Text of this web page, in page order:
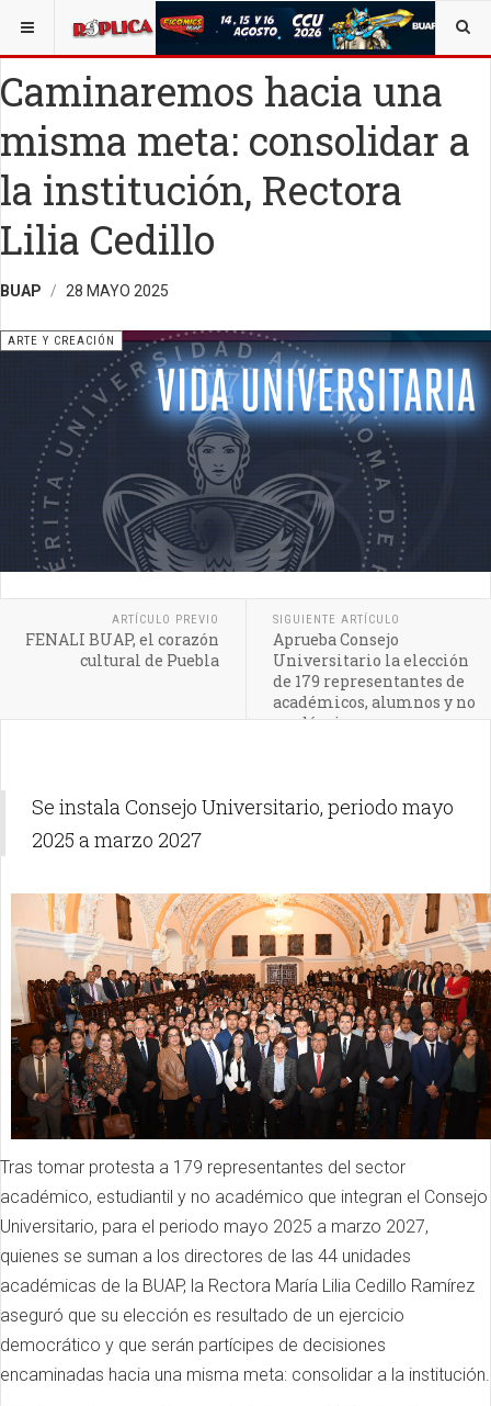
ESTÁ AQUÍ: ARTE OPINIÓN RÉPLICA
Caminaremos hacia una
misma meta: consolidar a
la institución, Rectora
Lilia Cedillo
BUAP 28 MAYO 2025
ARTE Y CREACIÓN
ARTÍCULO PREVIO
FENALI BUAP, el corazón
cultural de Puebla
SIGUIENTE ARTÍCULO
Aprueba Consejo
Universitario la elección
de 179 representantes de
académicos, alumnos y no
académicos
Se instala Consejo Universitario, periodo mayo
2025 a marzo 2027
Tras tomar protesta a 179 representantes del sector
académico, estudiantil y no académico que integran el Consejo
Universitario, para el periodo mayo 2025 a marzo 2027,
quienes se suman a los directores de las 44 unidades
académicas de la BUAP, la Rectora María Lilia Cedillo Ramírez
aseguró que su elección es resultado de un ejercicio
democrático y que serán partícipes de decisiones
encaminadas hacia una misma meta: consolidar a la institución.